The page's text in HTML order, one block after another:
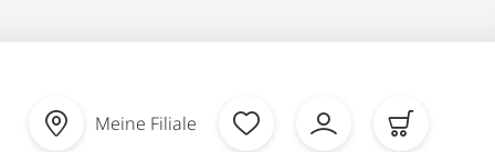
Meine Filiale